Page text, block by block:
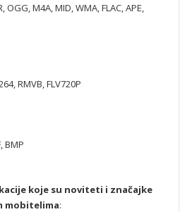
M4A, MID, WMA, FLAC, APE,
RMVB, FLV720P
BMP
koje su noviteti i značajke
mobitelima: